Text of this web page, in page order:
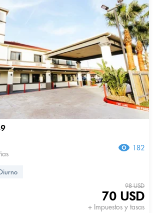
182
98 USD
70 USD
+ Impuestos y tasas